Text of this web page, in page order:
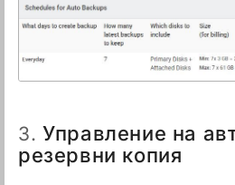
3. Управление на
резервни копия